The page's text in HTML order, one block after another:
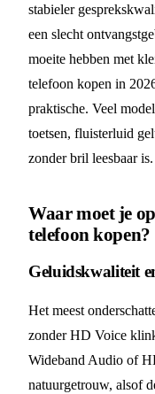
stabieler
een slecht
moeite hebben met
telefoon kopen in
praktische. Veel
toetsen, fluisterluid
zonder bril leesbaar is.
Waar moet je
telefoon kopen?
Geluidskwaliteit
Het meest
zonder HD Voice
Wideband Audio of
natuurgetrouw, alsof